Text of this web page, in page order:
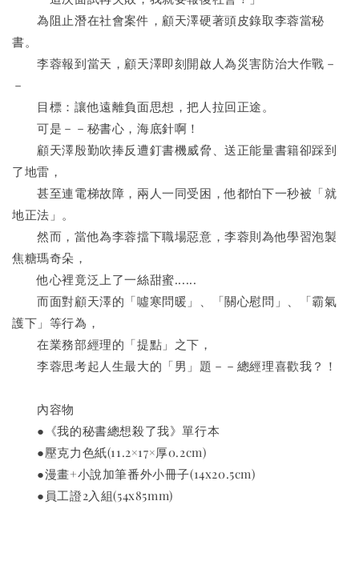
為阻止潛在社會案件，顧天澤硬著頭皮錄取李蓉當秘
書。
李蓉報到當天，顧天澤即刻開啟人為災害防治大作戰－
－
目標：讓他遠離負面思想，把人拉回正途。
可是－－秘書心，海底針啊！
顧天澤殷勤吹捧反遭釘書機威脅、送正能量書籍卻踩到
了地雷，
甚至連電梯故障，兩人一同受困，他都怕下一秒被「就
地正法」。
然而，當他為李蓉擋下職場惡意，李蓉則為他學習泡製
焦糖瑪奇朵，
他心裡竟泛上了一絲甜蜜......
而面對顧天澤的「噓寒問暖」、「關心慰問」、「霸氣
護下」等行為，
在業務部經理的「提點」之下，
李蓉思考起人生最大的「男」題－－總經理喜歡我？！
內容物
●《我的秘書總想殺了我》單行本
●壓克力色紙(11.2×17×厚0.2cm)
●漫畫+小說加筆番外小冊子(14x20.5cm)
●員工證2入組(54x85mm)